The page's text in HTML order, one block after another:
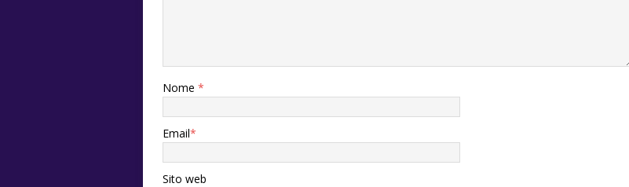
Nome *
Email*
Sito web